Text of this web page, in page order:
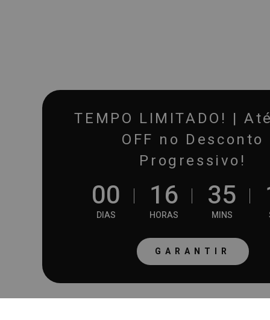
TEMPO LIMITADO! |
OFF no Desconto
Progressivo!
00
DIAS
16
HORAS
35
MINS
GARANTIR